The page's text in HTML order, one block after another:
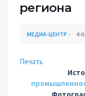
региона
МЕДИА-ЦЕНТР 4-
Печать